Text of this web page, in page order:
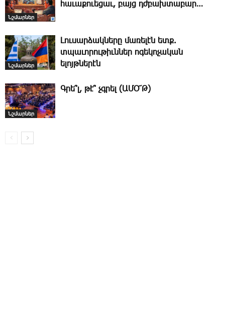
Նշմարներ
հա­ւա­քո­ւե­ցաւ, բայց դժբախ­տա­բար…
Նշմարներ
­Լուսարձակները մառելէն ետք.
տպաւորութիւններ ոգեկոչական
ելոյթներէն
Նշմարներ
Գ­րե՞լ, թէ՞ չգրել (ԱՄՕ՜Թ)